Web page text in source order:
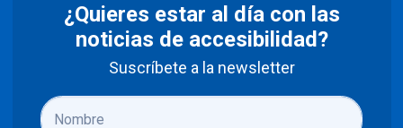
¿Quieres estar al día con las
noticias de accesibilidad?
Suscríbete a la newsletter